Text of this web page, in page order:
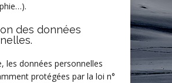
des données
les données personnelles
protégées par la loi n°